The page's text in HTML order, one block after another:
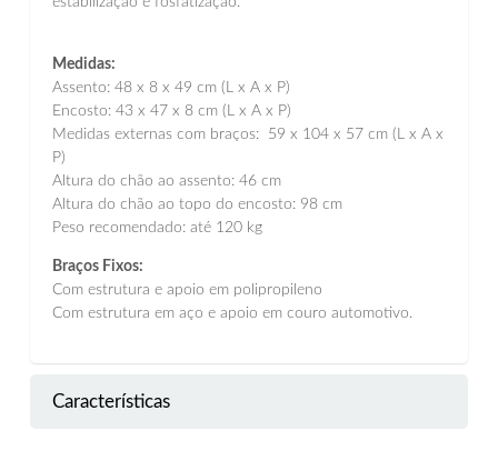
Medidas:
Assento: 48 x 8 x 49 cm (L x A x P)
Encosto: 43 x 47 x 8 cm (L x A x P)
Medidas externas com braços: 59 x 104 x 57 cm (L x A x
P)
Altura do chão ao assento: 46 cm
Altura do chão ao topo do encosto: 98 cm
Peso recomendado: até 120 kg
Braços Fixos:
Com estrutura e apoio em polipropileno
Com estrutura em aço e apoio em couro automotivo.
Características